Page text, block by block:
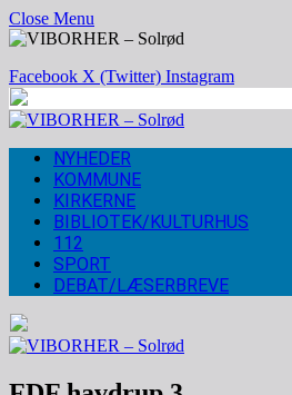
Close Menu
Facebook X (Twitter) Instagram
NYHEDER
KOMMUNE
KIRKERNE
BIBLIOTEK/KULTURHUS
112
SPORT
DEBAT/LÆSERBREVE